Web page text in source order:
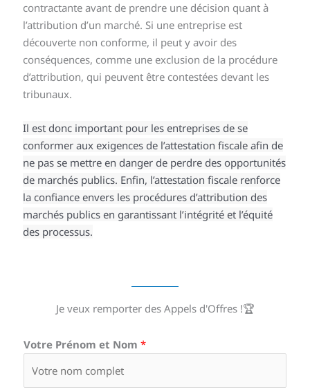
contractante avant de prendre une décision quant à
l’attribution d’un marché. Si une entreprise est
découverte non conforme, il peut y avoir des
conséquences, comme une exclusion de la procédure
d’attribution, qui peuvent être contestées devant les
tribunaux.
Il est donc important pour les entreprises de se
conformer aux exigences de l’attestation fiscale afin de
ne pas se mettre en danger de perdre des opportunités
de marchés publics. Enfin, l’attestation fiscale renforce
la confiance envers les procédures d’attribution des
marchés publics en garantissant l’intégrité et l’équité
des processus.
Je veux remporter des Appels d'Offres !🏆
Votre Prénom et Nom*